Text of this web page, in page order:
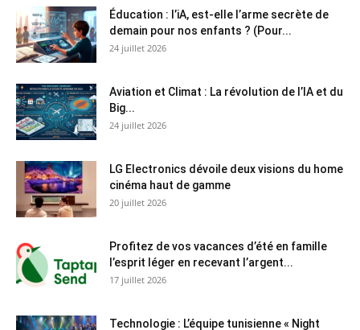
Éducation : l’iA, est-elle l’arme secrète de
demain pour nos enfants ? (Pour...
24 juillet 2026
Aviation et Climat : La révolution de l’IA et du
Big...
24 juillet 2026
LG Electronics dévoile deux visions du home
cinéma haut de gamme
20 juillet 2026
Profitez de vos vacances d’été en famille
l’esprit léger en recevant l’argent...
17 juillet 2026
Technologie : L’équipe tunisienne « Night